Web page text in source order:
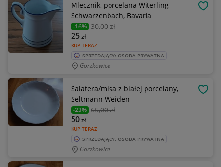
Mlecznik, porcelana Witerling
Schwarzenbach, Bavaria
-16% 30,00 zł
KUP TERAZ
25zł
SPRZEDAJĄCY: OSOBA PRYWATNA
Gorzkowice
Salatera/misa z białej porcelany,
Seltmann Weiden
-23% 65,00 zł
KUP TERAZ
50zł
SPRZEDAJĄCY: OSOBA PRYWATNA
Gorzkowice